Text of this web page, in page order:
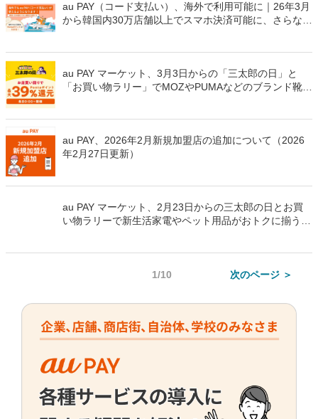
au PAY（コード支払い）、海外で利用可能に｜26年3月
から韓国内30万店舗以上でスマホ決済可能に、さらなる
au PAY マーケット、3月3日からの「三太郎の日」と
「お買い物ラリー」でMOZやPUMAなどのブランド靴が
au PAY、2026年2月新規加盟店の追加について（2026
年2月27日更新）
au PAY マーケット、2月23日からの三太郎の日とお買
い物ラリーで新生活家電やペット用品がおトクに揃う特
1/10 次のページ ＞